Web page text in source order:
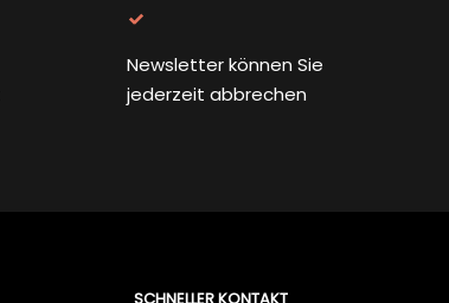
Newsletter können Sie
jederzeit abbrechen